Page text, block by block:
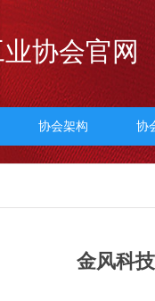
协会官网
协会架构 协
金风科